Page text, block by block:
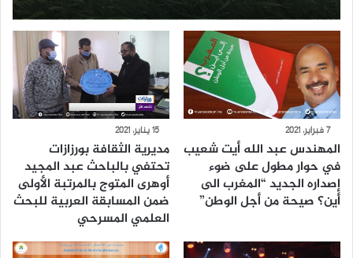
7 فبراير، 2021
المهندس عبد الله أيت شعيب
في حوار مطول على ضوء
إصداره الجديد “المغرب الى
أين؟ صيحة من أجل الوطن”
15 يناير، 2021
مديرية الثقافة بورزازات
تحتفي بالباحث عبد المجيد
أوهرى المتوج بالمرتبة الأولى
ضمن المسابقة العربية للبحث
العلمي المسرحي